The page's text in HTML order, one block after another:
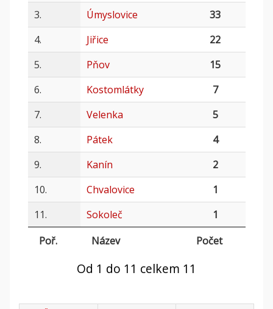
3.
Úmyslovice
33
4.
Jiřice
22
5.
Pňov
15
6.
Kostomlátky
7
7.
Velenka
5
8.
Pátek
4
9.
Kanín
2
10.
Chvalovice
1
11.
Sokoleč
1
Poř.
Název Počet
Od 1 do 11 celkem 11